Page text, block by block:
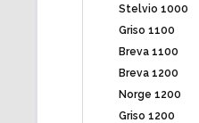
Stelvio 1000
Griso 1100
Breva 1100
Breva 1200
Norge 1200
Griso 1200